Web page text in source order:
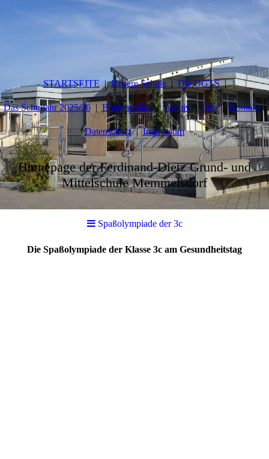
STARTSEITE Unsere Schule Die OGTS
Das Schuljahr 2025/26 Busfahrpläne Archiv Info Kontakt
Datenschutz Impressum
Homepage der Ferdinand-Dietz Grund- und
Mittelschule Memmelsdorf
Spaßolympiade der 3c
Die Spaßolympiade der Klasse 3c am Gesundheitstag